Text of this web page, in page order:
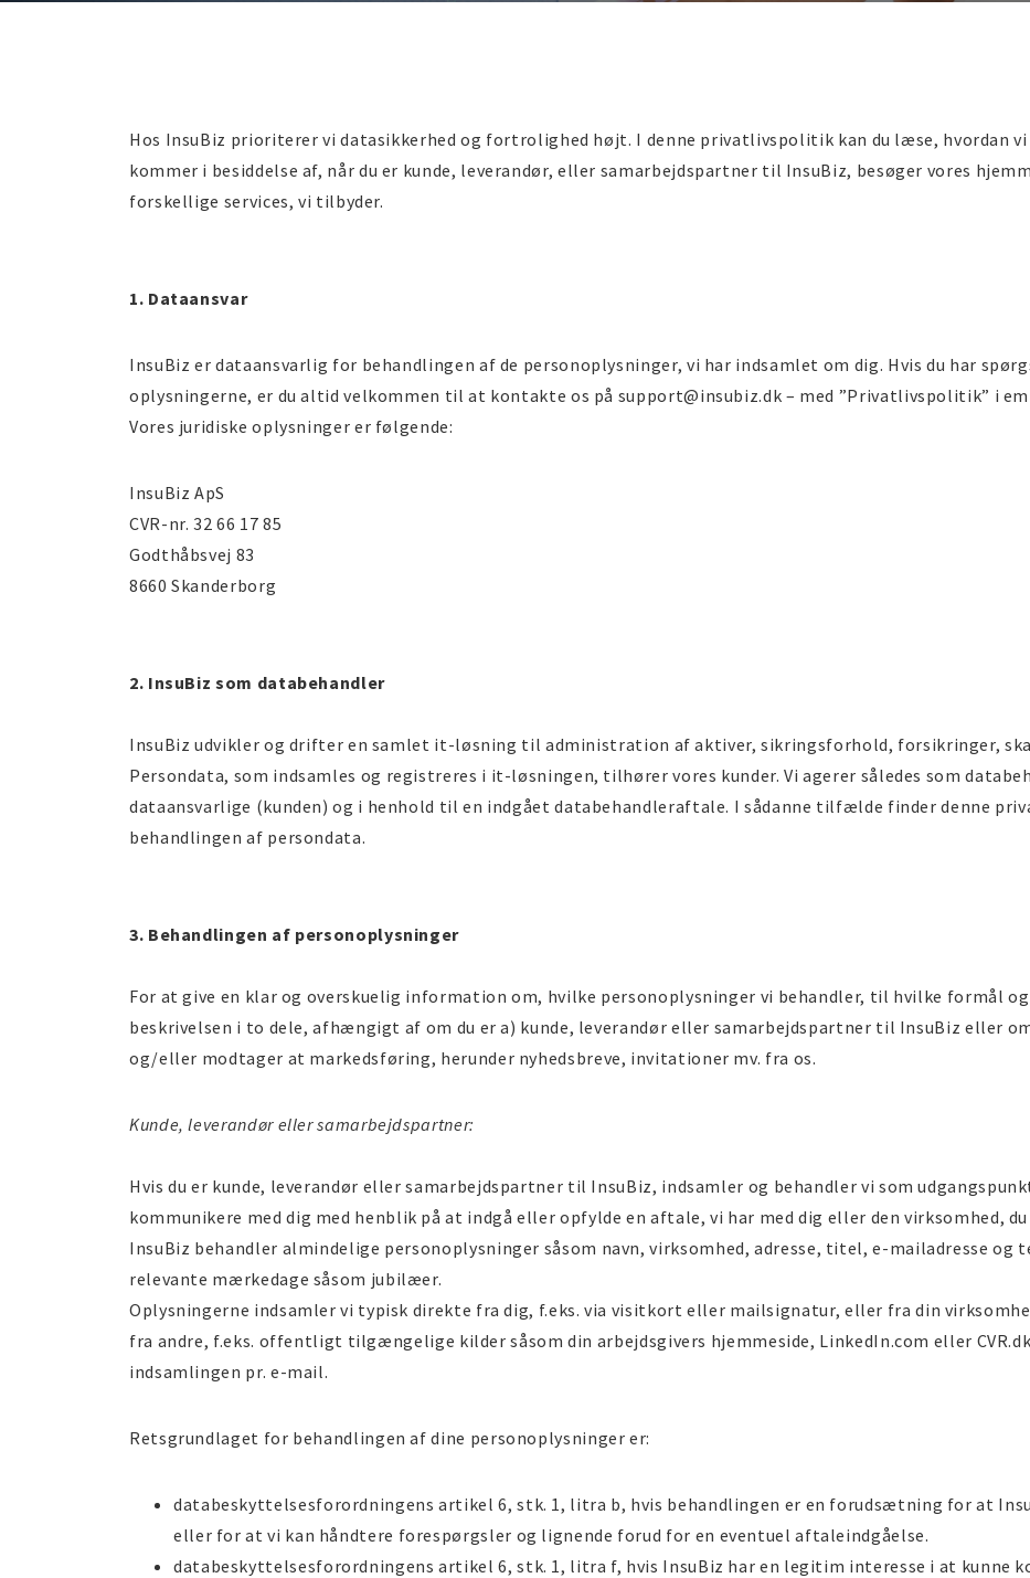
Hos InsuBiz prioriterer vi datasikkerhed og fortrolighed højt. I denne privatlivspolitik kan du læse, hvordan
kommer i besiddelse af, når du er kunde, leverandør, eller samarbejdspartner til InsuBiz, besøger vores
forskellige services, vi tilbyder.
1. Dataansvar
InsuBiz er dataansvarlig for behandlingen af de personoplysninger, vi har indsamlet om dig. Hvis du har
oplysningerne, er du altid velkommen til at kontakte os på support@insubiz.dk – med ”Privatlivspolitik” i
Vores juridiske oplysninger er følgende:
InsuBiz ApS
CVR-nr. 32 66 17 85
Godthåbsvej 83
8660 Skanderborg
2. InsuBiz som databehandler
InsuBiz udvikler og drifter en samlet it-løsning til administration af aktiver, sikringsforhold, forsikringer,
Persondata, som indsamles og registreres i it-løsningen, tilhører vores kunder. Vi agerer således som
dataansvarlige (kunden) og i henhold til en indgået databehandleraftale. I sådanne tilfælde finder denne
behandlingen af persondata.
3. Behandlingen af personoplysninger
For at give en klar og overskuelig information om, hvilke personoplysninger vi behandler, til hvilke formål
beskrivelsen i to dele, afhængigt af om du er a) kunde, leverandør eller samarbejdspartner til InsuBiz eller
og/eller modtager at markedsføring, herunder nyhedsbreve, invitationer mv. fra os.
Kunde, leverandør eller samarbejdspartner:
Hvis du er kunde, leverandør eller samarbejdspartner til InsuBiz, indsamler og behandler vi som
kommunikere med dig med henblik på at indgå eller opfylde en aftale, vi har med dig eller den virksomhed,
InsuBiz behandler almindelige personoplysninger såsom navn, virksomhed, adresse, titel, e-mailadresse
relevante mærkedage såsom jubilæer.
Oplysningerne indsamler vi typisk direkte fra dig, f.eks. via visitkort eller mailsignatur, eller fra din
fra andre, f.eks. offentligt tilgængelige kilder såsom din arbejdsgivers hjemmeside, LinkedIn.com eller
indsamlingen pr. e-mail.
Retsgrundlaget for behandlingen af dine personoplysninger er:
databeskyttelsesforordningens artikel 6, stk. 1, litra b, hvis behandlingen er en forudsætning for at
eller for at vi kan håndtere forespørgsler og lignende forud for en eventuel aftaleindgåelse.
databeskyttelsesforordningens artikel 6, stk. 1, litra f, hvis InsuBiz har en legitim interesse i at kunne